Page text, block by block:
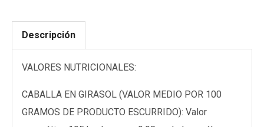
Descripción
VALORES NUTRICIONALES:
CABALLA EN GIRASOL (VALOR MEDIO POR 100
GRAMOS DE PRODUCTO ESCURRIDO): Valor